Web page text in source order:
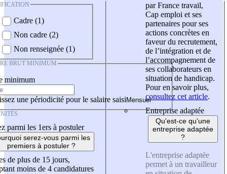
Cadre (1)
Non cadre (2)
Non renseignée (1)
BRUT MINIMUM
minimum
une périodicité pour le salaire saisi
parmi les 1ers à postuler
serez-vous parmi les
premiers à postuler ?
de plus de 15 jours,
moins de 4 candidatures
par France travail,
Cap emploi et ses
partenaires pour ses
actions concrètes en
faveur du recrutement,
de l’intégration et de
l’accompagnement de
ses collaborateurs en
situation de handicap.
Pour en savoir plus,
consultez cet article.
Entreprise adaptée
Qu'est-ce qu'une
entreprise adaptée
?
L'entreprise adaptée
permet à un travailleur